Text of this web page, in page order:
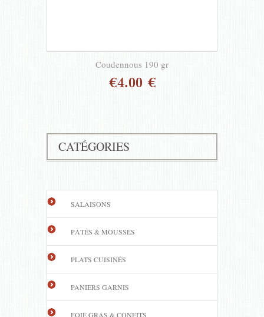
Coudennous 190 gr
€4.00 €
CATÉGORIES
SALAISONS
PÂTÉS & MOUSSES
PLATS CUISINÉS
PANIERS GARNIS
FOIE GRAS & CONFITS